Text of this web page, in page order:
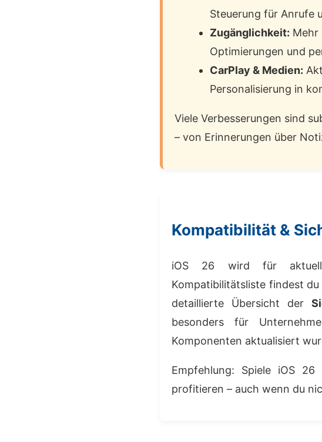
Steuerung für Anrufe
Zugänglichkeit: Mehr
Optimierungen und
CarPlay & Medien:
Personalisierung in
Viele Verbesserungen sind
– von Erinnerungen über
Kompatibilität &
iOS 26 wird für aktuelle
Kompatibilitätsliste findest
detaillierte Übersicht der
besonders für
Komponenten aktualisiert
Empfehlung: Spiele iOS
profitieren – auch wenn du